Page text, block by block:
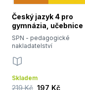
Český jazyk 4 pro
gymnázia, učebnice
SPN - pedagogické
nakladatelství
Skladem
219 Kč 197 Kč